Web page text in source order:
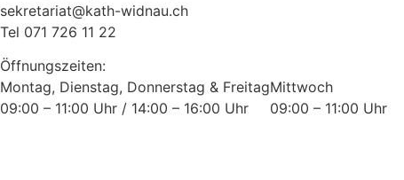
sekretariat@kath-widnau.ch
Tel 071 726 11 22
Öffnungszeiten:
Montag, Dienstag, Donnerstag & Freitag
09:00 – 11:00 Uhr / 14:00 – 16:00 Uhr
Mittwoch
09:00 – 11:00 Uhr